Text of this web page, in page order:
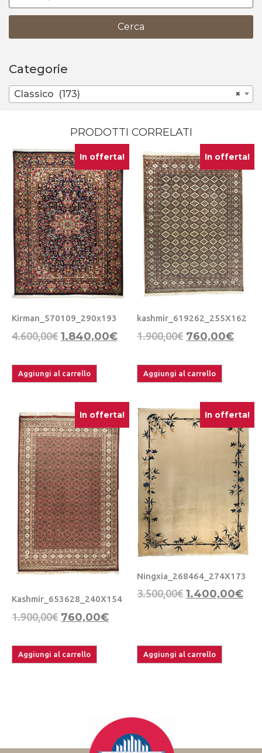
Cerca
Categorie
×
Classico (173)
PRODOTTI CORRELATI
In offerta!
Kirman_570109_290x193
4.600,00€ 1.840,00€
Aggiungi al carrello
In offerta!
kashmir_619262_255X162
1.900,00€ 760,00€
Aggiungi al carrello
In offerta!
Kashmir_653628_240X154
1.900,00€ 760,00€
Aggiungi al carrello
In offerta!
Ningxia_268464_274X173
3.500,00€ 1.400,00€
Aggiungi al carrello